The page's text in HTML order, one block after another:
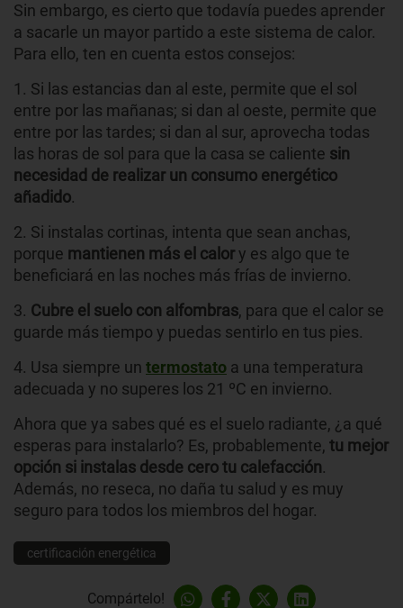
Sin embargo, es cierto que todavía puedes aprender
a sacarle un mayor partido a este sistema de calor.
Para ello, ten en cuenta estos consejos:
1. Si las estancias dan al este, permite que el sol
entre por las mañanas; si dan al oeste, permite que
entre por las tardes; si dan al sur, aprovecha todas
las horas de sol para que la casa se caliente sin
necesidad de realizar un consumo energético
añadido.
2. Si instalas cortinas, intenta que sean anchas,
porque mantienen más el calory es algo que te
beneficiará en las noches más frías de invierno.
3. Cubre el suelo con alfombras, para que el calor se
guarde más tiempo y puedas sentirlo en tus pies.
4. Usa siempre un termostato a una temperatura
adecuada y no superes los 21 ºC en invierno.
Ahora que ya sabes qué es el suelo radiante, ¿a qué
esperas para instalarlo? Es, probablemente, tu mejor
opción si instalas desde cero tu calefacción.
Además, no reseca, no daña tu salud y es muy
seguro para todos los miembros del hogar.
certificación energética
Compártelo!